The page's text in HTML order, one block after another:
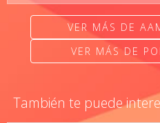
VER MÁS DE
VER MÁS DE
También te puede